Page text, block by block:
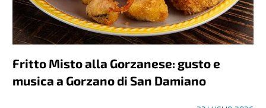
Fritto Misto alla Gorzanese: gusto e
musica a Gorzano di San Damiano